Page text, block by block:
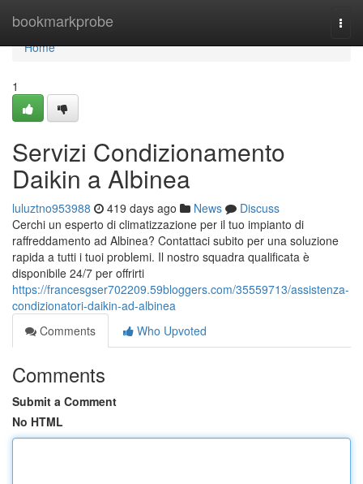
bookmarkprobe
Home
Home
1
Servizi Condizionamento
Daikin a Albinea
luluztno953988 419 days ago News
Discuss
Cerchi un esperto di climatizzazione per il tuo impianto di
raffreddamento ad Albinea? Contattaci subito per una soluzione
rapida a tutti i tuoi problemi. Il nostro squadra qualificata è
disponibile 24/7 per offrirti
https://francesgser702209.59bloggers.com/35559713/assistenza-
condizionatori-daikin-ad-albinea
Comments
Who Upvoted
Comments
Submit a Comment
No HTML